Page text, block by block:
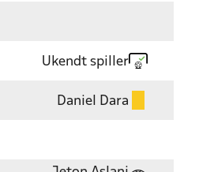
Ukendt spiller
Daniel Dara